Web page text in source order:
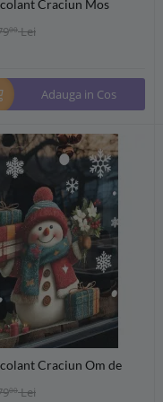
Craciun Mos
31x39cm -
00 Lei
Adauga in Cos
Craciun Om de
- 473303
00 Lei